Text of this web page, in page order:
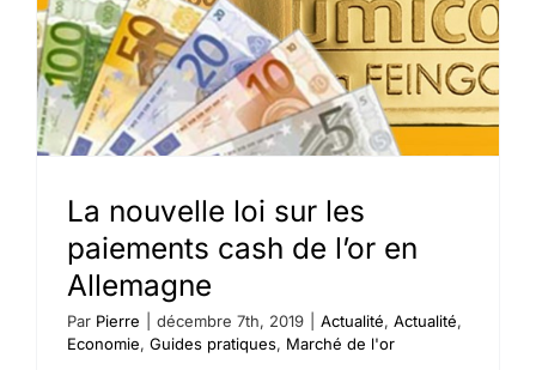
La nouvelle loi sur les
paiements cash de l’or en
Allemagne
Par Pierre décembre 7th, 2019 Actualité, Actualité,
Economie, Guides pratiques, Marché de l'or